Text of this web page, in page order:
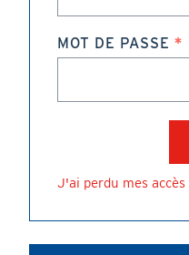
MOT DE PASSE
J'ai perdu mes accès